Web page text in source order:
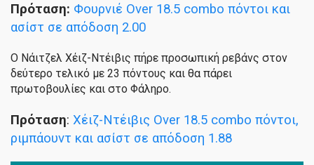
Πρόταση: Φουρνιέ Over 18.5 combo πόντοι και
ασίστ σε απόδοση 2.00
Ο Νάιτζελ Χέιζ-Ντέιβις πήρε προσωπική ρεβάνς στον
δεύτερο τελικό με 23 πόντους και θα πάρει
πρωτοβουλίες και στο Φάληρο.
Πρόταση: Χέιζ-Ντέιβις Over 18.5 combo πόντοι,
ριμπάουντ και ασίστ σε απόδοση 1.88